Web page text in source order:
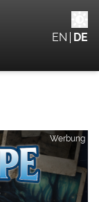
Werbung
EN DE